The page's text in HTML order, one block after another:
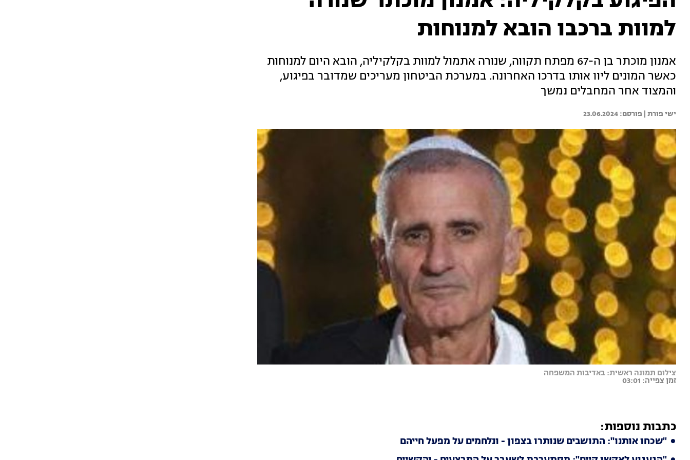
למוות ברכבו הובא למנוחות
אמנון מוכתר בן ה-67 מפתח תקווה, שנורה אתמול למוות בקלקיליה, הובא היום למנוחות
כאשר המונים ליוו אותו בדרכו האחרונה. במערכת הביטחון מעריכים שמדובר בפיגוע,
והמצוד אחר המחבלים נמשך
ישי פורת | 23.06.2024
צילום תמונה ראשית: באדיבות המשפחה
זמן צפייה: 03:01
כתבות נוספות:
"שכחו אותנו": התושבים שנותרו בצפון - ונלחמים על מפעל חייהם